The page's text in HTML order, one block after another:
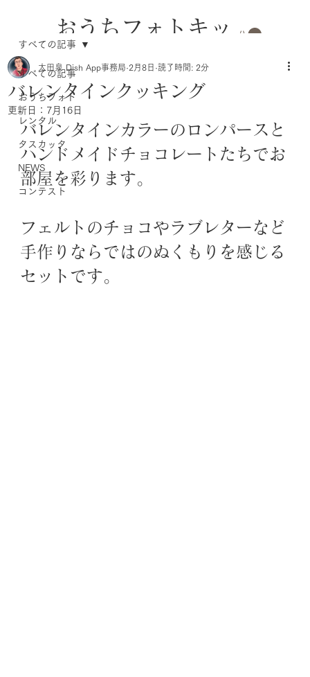
おうちフォトキッ
トのレンタル
すべての記事
おうちフォト
レンタル
タスカッタ
NEWS
コンテスト
すべての記事
バレンタインクッキング
太田泉 Dish App事務局 2月8日 読了時間: 2分
更新日： 7月16日
バレンタインカラーのロンパースと
ハンドメイドチョコレートたちでお
部屋を彩ります。
フェルトのチョコやラブレターなど
手作りならではのぬくもりを感じる
セットです。